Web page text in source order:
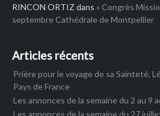
RINCON ORTIZ dans « Congrès
septembre Cathédrale de Montpellier
Articles récents
Prière pour le voyage de sa Sainteté,
Pays de France
Les annonces de la semaine du 2 au 9
Les annonces de la semaine du 27